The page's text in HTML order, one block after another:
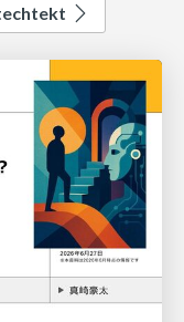
techtekt